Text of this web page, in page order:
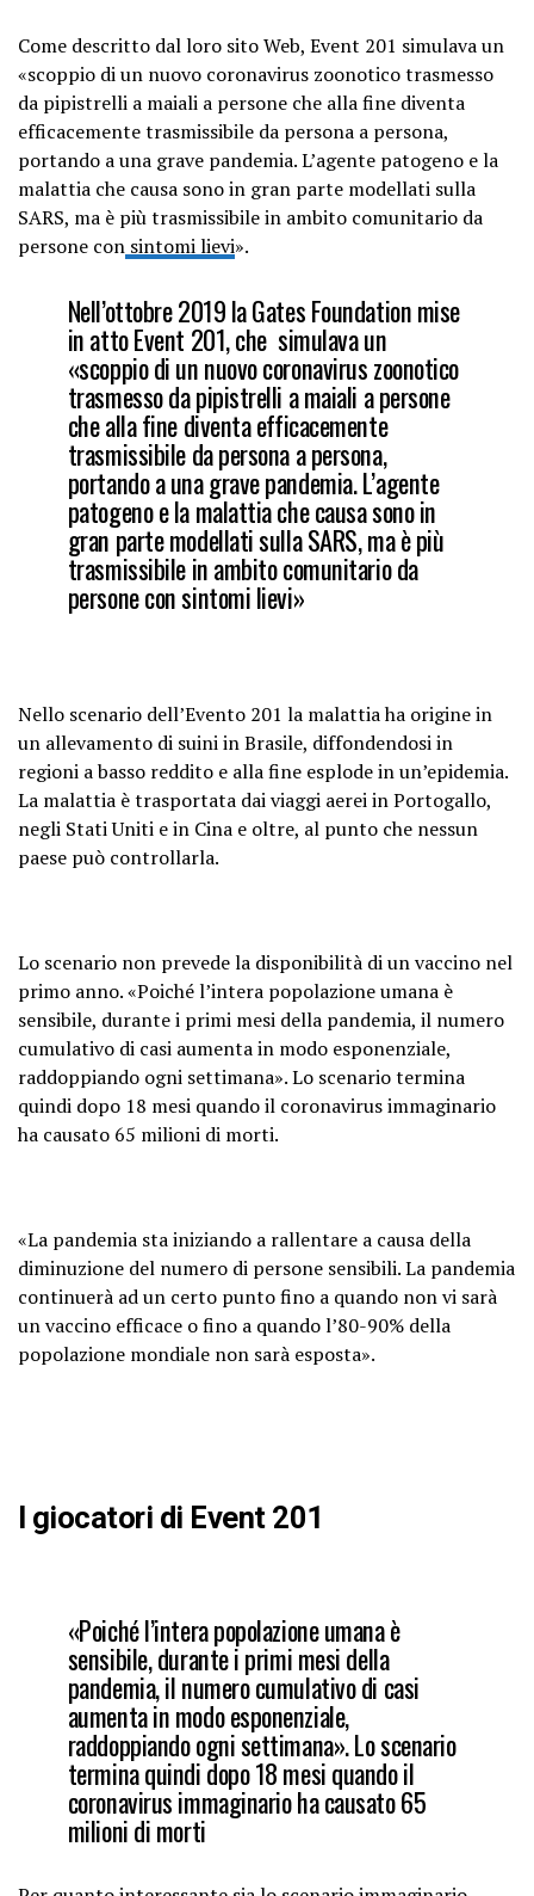
Come descritto dal loro sito Web, Event 201 simulava un
«scoppio di un nuovo coronavirus zoonotico trasmesso
da pipistrelli a maiali a persone che alla fine diventa
efficacemente trasmissibile da persona a persona,
portando a una grave pandemia. L’agente patogeno e la
malattia che causa sono in gran parte modellati sulla
SARS, ma è più trasmissibile in ambito comunitario da
persone con sintomi lievi».
Nell’ottobre 2019 la Gates Foundation mise
in atto Event 201, che simulava un
«scoppio di un nuovo coronavirus zoonotico
trasmesso da pipistrelli a maiali a persone
che alla fine diventa efficacemente
trasmissibile da persona a persona,
portando a una grave pandemia. L’agente
patogeno e la malattia che causa sono in
gran parte modellati sulla SARS, ma è più
trasmissibile in ambito comunitario da
persone con sintomi lievi»
Nello scenario dell’Evento 201 la malattia ha origine in
un allevamento di suini in Brasile, diffondendosi in
regioni a basso reddito e alla fine esplode in un’epidemia.
La malattia è trasportata dai viaggi aerei in Portogallo,
negli Stati Uniti e in Cina e oltre, al punto che nessun
paese può controllarla.
Lo scenario non prevede la disponibilità di un vaccino nel
primo anno. «Poiché l’intera popolazione umana è
sensibile, durante i primi mesi della pandemia, il numero
cumulativo di casi aumenta in modo esponenziale,
raddoppiando ogni settimana». Lo scenario termina
quindi dopo 18 mesi quando il coronavirus immaginario
ha causato 65 milioni di morti.
«La pandemia sta iniziando a rallentare a causa della
diminuzione del numero di persone sensibili. La pandemia
continuerà ad un certo punto fino a quando non vi sarà
un vaccino efficace o fino a quando l’80-90% della
popolazione mondiale non sarà esposta».
I giocatori di Event 201
«Poiché l’intera popolazione umana è
sensibile, durante i primi mesi della
pandemia, il numero cumulativo di casi
aumenta in modo esponenziale,
raddoppiando ogni settimana». Lo scenario
termina quindi dopo 18 mesi quando il
coronavirus immaginario ha causato 65
milioni di morti